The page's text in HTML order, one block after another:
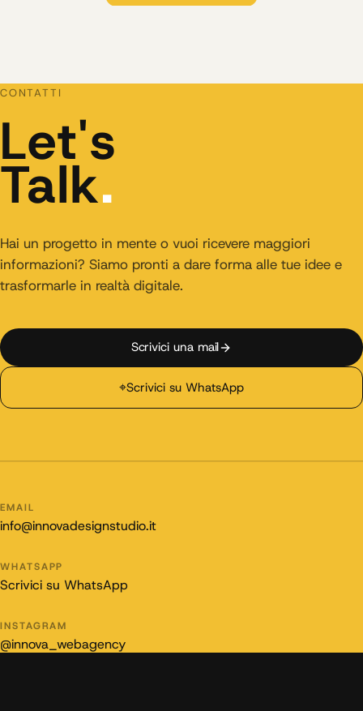
CONTATTI
Let's
Talk.
Hai un progetto in mente o vuoi ricevere maggiori
informazioni? Siamo pronti a dare forma alle tue idee e
trasformarle in realtà digitale.
Scrivici una mail
⌖Scrivici su WhatsApp
EMAIL
info@innovadesignstudio.it
WHATSAPP
Scrivici su WhatsApp
INSTAGRAM
@innova_webagency